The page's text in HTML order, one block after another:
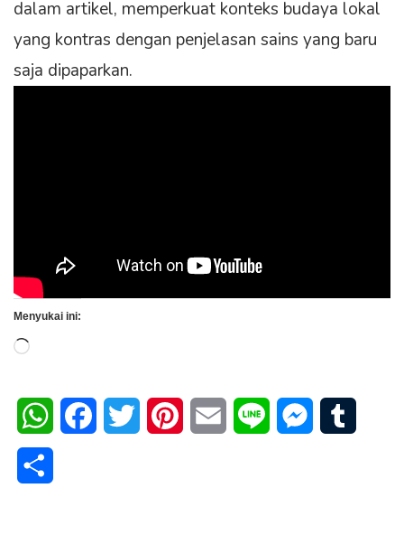
dalam artikel, memperkuat konteks budaya lokal
yang kontras dengan penjelasan sains yang baru
saja dipaparkan.
Menyukai ini:
Memuat...
WhatsAppFacebookTwitter PinterestEmail Line Messenger